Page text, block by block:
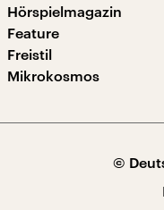
Hörspielmagazin
Feature
Freistil
Mikrokosmos
©